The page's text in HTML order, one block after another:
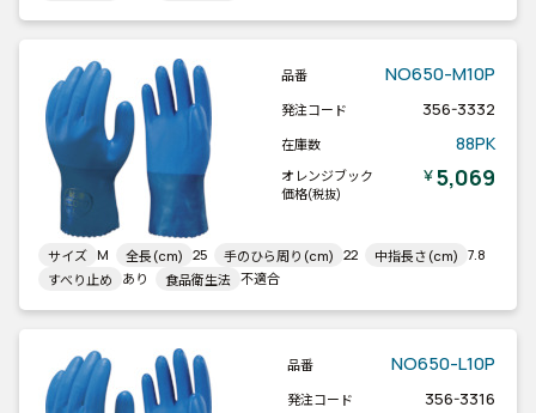
品番 NO650-M10P
発注コード 356-3332
在庫数 88PK
オレンジブック
価格(税抜)
￥5,069
サイズ M 全長(cm) 25 手のひら周り(cm) 22 中指長さ(cm) 7.8
すべり止め
あり 食品衛生法 不適合
品番 NO650-L10P
発注コード 356-3316